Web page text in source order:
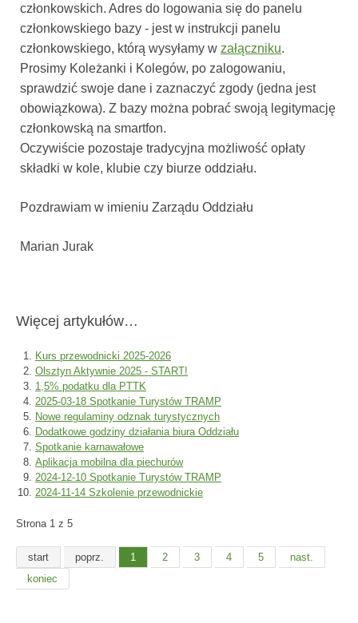
członkowskich. Adres do logowania się do panelu
członkowskiego bazy - jest w instrukcji panelu
członkowskiego, którą wysyłamy w załączniku.
Prosimy Koleżanki i Kolegów, po zalogowaniu,
sprawdzić swoje dane i zaznaczyć zgody (jedna jest
obowiązkowa). Z bazy można pobrać swoją legitymację
członkowską na smartfon.
Oczywiście pozostaje tradycyjna możliwość opłaty
składki w kole, klubie czy biurze oddziału.
Pozdrawiam w imieniu Zarządu Oddziału
Marian Jurak
Więcej artykułów…
Kurs przewodnicki 2025-2026
Olsztyn Aktywnie 2025 - START!
1,5% podatku dla PTTK
2025-03-18 Spotkanie Turystów TRAMP
Nowe regulaminy odznak turystycznych
Dodatkowe godziny działania biura Oddziału
Spotkanie karnawałowe
Aplikacja mobilna dla piechurów
2024-12-10 Spotkanie Turystów TRAMP
2024-11-14 Szkolenie przewodnickie
Strona 1 z 5
start poprz. 1 2 3 4 5
nast.
koniec